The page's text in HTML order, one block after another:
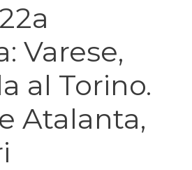
Varese,
al Torino.
Atalanta,